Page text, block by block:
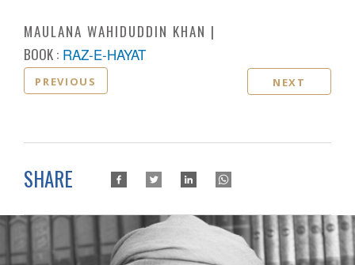
MAULANA WAHIDUDDIN KHAN
BOOK : RAZ-E-HAYAT
PREVIOUS NEXT
SHARE